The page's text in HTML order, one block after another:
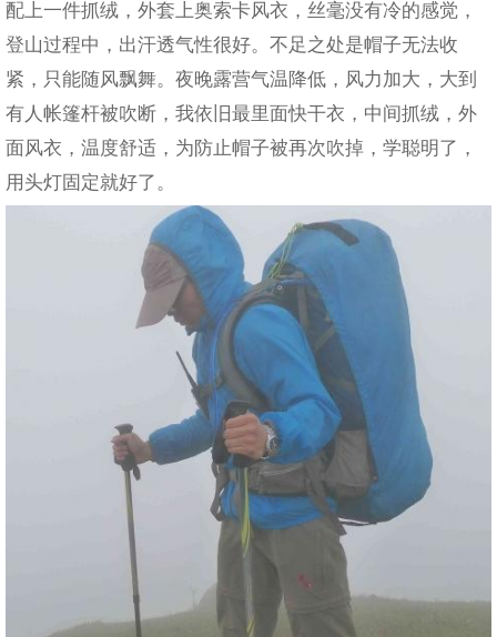
配上一件抓绒，外套上奥索卡风衣，丝毫没有冷的感觉，
登山过程中，出汗透气性很好。不足之处是帽子无法收
紧，只能随风飘舞。夜晚露营气温降低，风力加大，大到
有人帐篷杆被吹断，我依旧最里面快干衣，中间抓绒，外
面风衣，温度舒适，为防止帽子被再次吹掉，学聪明了，
用头灯固定就好了。